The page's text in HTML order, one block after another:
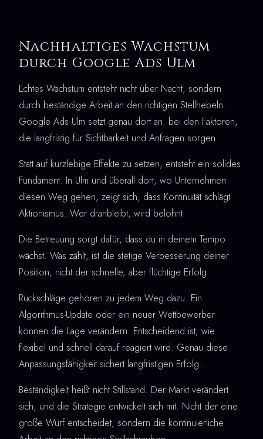
Nachhaltiges Wachstum
durch Google Ads Ulm
Echtes Wachstum entsteht nicht über Nacht, sondern
durch beständige Arbeit an den richtigen Stellhebeln.
Google Ads Ulm setzt genau dort an: bei den Faktoren,
die langfristig für Sichtbarkeit und Anfragen sorgen.
Statt auf kurzlebige Effekte zu setzen, entsteht ein solides
Fundament. In Ulm und überall dort, wo Unternehmen
diesen Weg gehen, zeigt sich, dass Kontinuität schlägt
Aktionismus. Wer dranbleibt, wird belohnt.
Die Betreuung sorgt dafür, dass du in deinem Tempo
wächst. Was zählt, ist die stetige Verbesserung deiner
Position, nicht der schnelle, aber flüchtige Erfolg.
Rückschläge gehören zu jedem Weg dazu. Ein
Algorithmus-Update oder ein neuer Wettbewerber
können die Lage verändern. Entscheidend ist, wie
flexibel und schnell darauf reagiert wird. Genau diese
Anpassungsfähigkeit sichert langfristigen Erfolg.
Beständigkeit heißt nicht Stillstand. Der Markt verändert
sich, und die Strategie entwickelt sich mit. Nicht der eine
große Wurf entscheidet, sondern die kontinuierliche